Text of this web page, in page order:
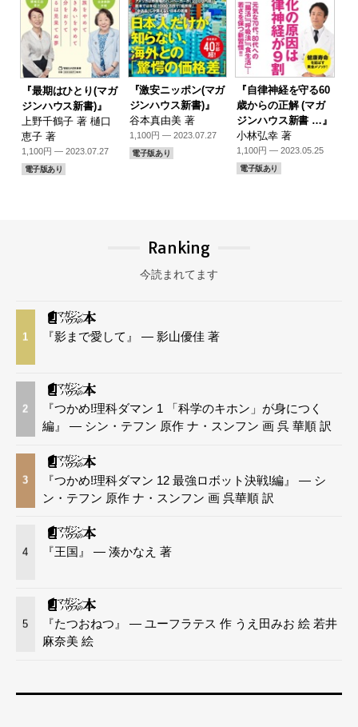
『最期はひとり(マガ
ジンハウス新書)』
上野千鶴子 著 樋口
恵子 著
1,100円 — 2023.07.27
電子版あり
『激安ニッポン(マガ
ジンハウス新書)』
谷本真由美 著
1,100円 — 2023.07.27
電子版あり
『自律神経を守る60
歳からの正解 (マガ
ジンハウス新書 …』
小林弘幸 著
1,100円 — 2023.05.25
電子版あり
Ranking
今読まれてます
1 『影まで愛して』 — 影山優佳 著
2
『つかめ!理科ダマン 1 「科学のキホン」が身につく
編』 — シン・テフン 原作 ナ・スンフン 画 呉 華順 訳
3
『つかめ!理科ダマン 12 最強ロボット決戦!編』 — シ
ン・テフン 原作 ナ・スンフン 画 呉華順 訳
4 『王国』 — 湊かなえ 著
5
『たつおねつ』 — ユーフラテス 作 うえ田みお 絵 若井
麻奈美 絵